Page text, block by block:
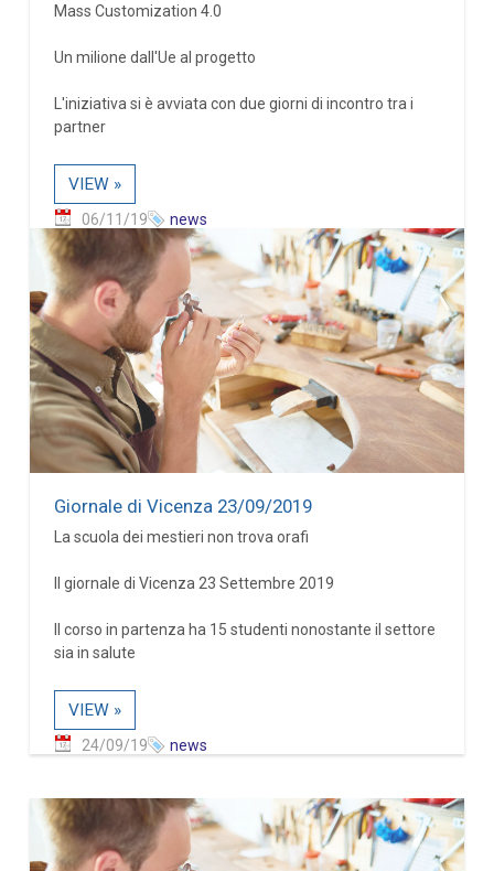
Mass Customization 4.0
Un milione dall'Ue al progetto
L'iniziativa si è avviata con due giorni di incontro tra i
partner
VIEW »
06/11/19 news
Giornale di Vicenza 23/09/2019
La scuola dei mestieri non trova orafi
Il giornale di Vicenza 23 Settembre 2019
Il corso in partenza ha 15 studenti nonostante il settore
sia in salute
VIEW »
24/09/19 news